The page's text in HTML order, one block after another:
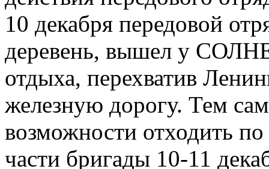
10 декабря передовой
деревень, вышел у
отдыха, перехватив
железную дорогу. Тем
возможности отходить
части бригады 10-11